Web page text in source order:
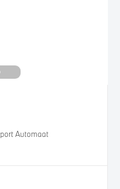
Automaat